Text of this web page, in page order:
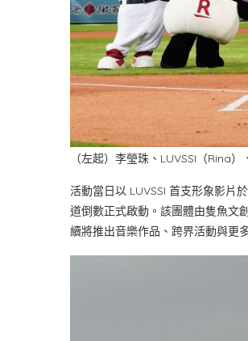
（左起）李瑩珠、LUVSSI（Rina
活動當日以 LUVSSI 首支形象影片
道倒數正式啟動。該團體由隻魚文
續將推出音樂作品、跨界活動與更